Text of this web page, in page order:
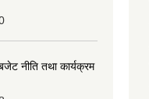
नीति तथा कार्यक्रम